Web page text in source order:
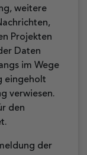
weitere
Projekten
Daten
im Wege
eingeholt
verwiesen.
den
der